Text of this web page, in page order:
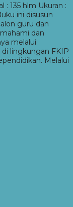
: 135 hlm Ukuran :
ini disusun
guru dan
dan
melalui
lingkungan FKIP
Melalui